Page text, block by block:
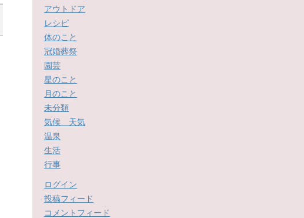
アウトドア
レシピ
体のこと
冠婚葬祭
園芸
星のこと
月のこと
未分類
気候 天気
温泉
生活
行事
ログイン
投稿フィード
コメントフィード